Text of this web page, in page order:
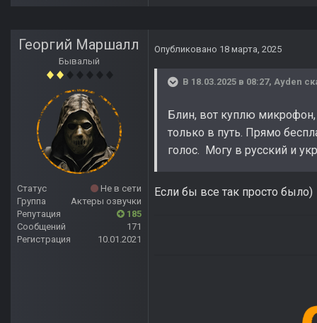
Георгий Маршалл
Бывалый
Статус
Не в сети
Группа
Актеры озвучки
Репутация
185
Сообщений
171
Регистрация
10.01.2021
Опубликовано 18 марта, 2025
В 18.03.2025 в 08:27, Ayden
Блин, вот куплю микрофон,
только в путь. Прямо
голос. Могу в русский и
Если бы все так просто было)